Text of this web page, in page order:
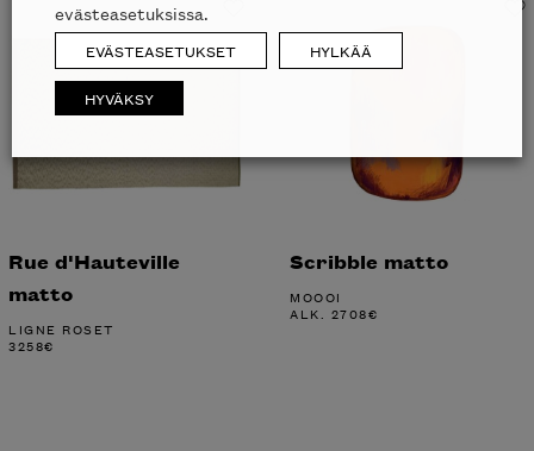
Rue d'Hauteville
matto
LIGNE ROSET
3258€
Scribble matto
MOOOI
ALK. 2708€
evästeasetuksissa.
EVÄSTEASETUKSET HYLKÄÄ
HYVÄKSY